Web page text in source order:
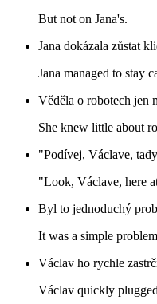
But not on Jana's.
Jana dokázala zůstat
Jana managed to stay
Věděla o robotech jen
She knew little about
"Podívej, Václave,
"Look, Václave, here
Byl to jednoduchý
It was a simple
Václav ho rychle
Václav quickly